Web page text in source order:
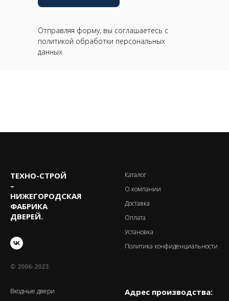
Отправляя форму, вы соглашаетесь с
политикой обработки персональных
данных
ТЕХНО-CТРОЙ
–
НИЖЕГОРОДСКАЯ
ФАБРИКА
ДВЕРЕЙ.
© 2006-2023.
Каталог
О компании
Доставка
Оплата
Установка
Политика конфиденциальности
Входные двери Адрес производства: